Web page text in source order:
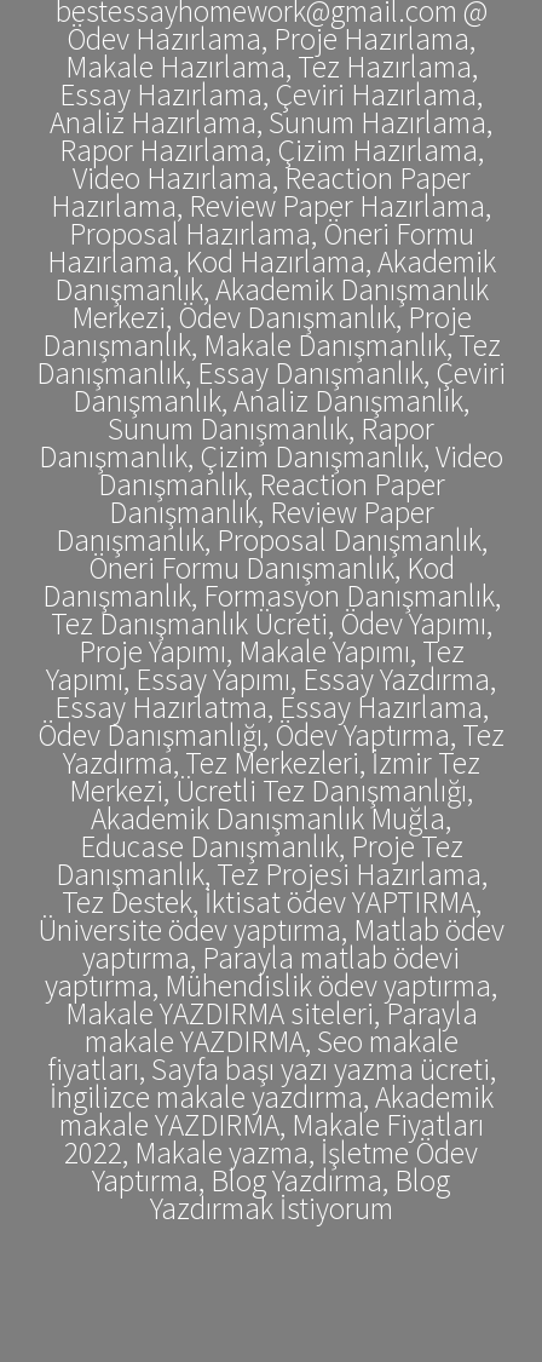
bestessayhomework@gmail.com @
Ödev Hazırlama, Proje Hazırlama,
Makale Hazırlama, Tez Hazırlama,
Essay Hazırlama, Çeviri Hazırlama,
Analiz Hazırlama, Sunum Hazırlama,
Rapor Hazırlama, Çizim Hazırlama,
Video Hazırlama, Reaction Paper
Hazırlama, Review Paper Hazırlama,
Proposal Hazırlama, Öneri Formu
Hazırlama, Kod Hazırlama, Akademik
Danışmanlık, Akademik Danışmanlık
Merkezi, Ödev Danışmanlık, Proje
Danışmanlık, Makale Danışmanlık, Tez
Danışmanlık, Essay Danışmanlık, Çeviri
Danışmanlık, Analiz Danışmanlık,
Sunum Danışmanlık, Rapor
Danışmanlık, Çizim Danışmanlık, Video
Danışmanlık, Reaction Paper
Danışmanlık, Review Paper
Danışmanlık, Proposal Danışmanlık,
Öneri Formu Danışmanlık, Kod
Danışmanlık, Formasyon Danışmanlık,
Tez Danışmanlık Ücreti, Ödev Yapımı,
Proje Yapımı, Makale Yapımı, Tez
Yapımı, Essay Yapımı, Essay Yazdırma,
Essay Hazırlatma, Essay Hazırlama,
Ödev Danışmanlığı, Ödev Yaptırma, Tez
Yazdırma, Tez Merkezleri, İzmir Tez
Merkezi, Ücretli Tez Danışmanlığı,
Akademik Danışmanlık Muğla,
Educase Danışmanlık, Proje Tez
Danışmanlık, Tez Projesi Hazırlama,
Tez Destek, İktisat ödev YAPTIRMA,
Üniversite ödev yaptırma, Matlab ödev
yaptırma, Parayla matlab ödevi
yaptırma, Mühendislik ödev yaptırma,
Makale YAZDIRMA siteleri, Parayla
makale YAZDIRMA, Seo makale
fiyatları, Sayfa başı yazı yazma ücreti,
İngilizce makale yazdırma, Akademik
makale YAZDIRMA, Makale Fiyatları
2022, Makale yazma, İşletme Ödev
Yaptırma, Blog Yazdırma, Blog
Yazdırmak İstiyorum